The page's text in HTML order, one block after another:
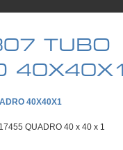
TUBO
40X40X1
40X40X1
QUADRO 40 x 40 x 1